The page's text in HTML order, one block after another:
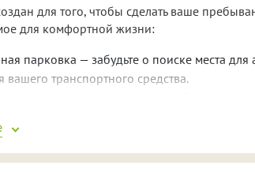
для того, чтобы сделать ваше
для комфортной жизни:
парковка — забудьте о поиске места для
вашего транспортного средства.
начните свой день с вкусного завтрака,
принадлежности — готовьте свои